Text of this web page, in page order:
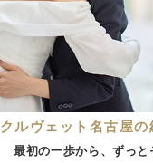
クルヴェット名古屋の
最初の一歩から、ずっと